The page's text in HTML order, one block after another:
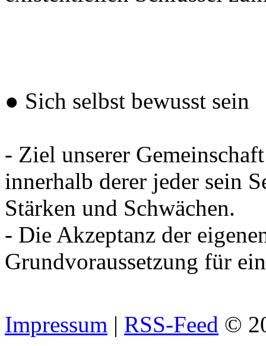
● Sich selbst bewusst sein
- Ziel unserer
innerhalb derer jeder sein
Stärken und Schwächen.
- Die Akzeptanz der
Grundvoraussetzung für
Impressum | RSS-Feed ©